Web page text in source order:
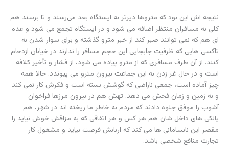
نتیجه اش این بود که متروها دیرتر به ایستگاه بعد می‌رسند و تا برسند هم
کلی به مسافران منتظر اضافه می شود و در ایستگاه تجمع می شود و عده
ای هم که نمی توانند صبر کند از خبر مترو گذشته و برای سوار شدن به
تاکسی هایی که ظرفیت جابجایی این حجم مسافر را ندارند در خیابان ازدحام
کنند. از آن طرف مسافری که از مترو پیاده می شود، از فشار و تأخیر کلافه
است و در حال غر زدن به این جماعت بیرون مترو می پیوندد. حالا همه
چیز آماده است، جمعی ناراضی که گوشش بسته است و فکرش کار نمی کند
و به زمین و زمان فحش می دهد. تهش هم در بیرون مرزها فراخوان
آشوب را موفق جلوه دادند که مردم به خاطر ما ریخته اند در شهر، هم
پالکی های داخل شان هم هر کس و هر اتفاقی که به مزاقش خوش نیاید را
مقصر این نابسامانی ها می کند که اربابش فرصت بیاید و مشغول کار
تجارت منافع شخصی باشد.